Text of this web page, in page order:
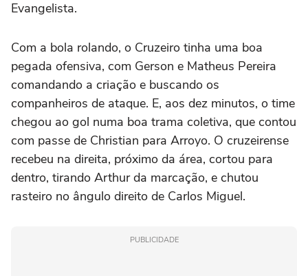
Evangelista.
Com a bola rolando, o Cruzeiro tinha uma boa
pegada ofensiva, com Gerson e Matheus Pereira
comandando a criação e buscando os
companheiros de ataque. E, aos dez minutos, o time
chegou ao gol numa boa trama coletiva, que contou
com passe de Christian para Arroyo. O cruzeirense
recebeu na direita, próximo da área, cortou para
dentro, tirando Arthur da marcação, e chutou
rasteiro no ângulo direito de Carlos Miguel.
PUBLICIDADE